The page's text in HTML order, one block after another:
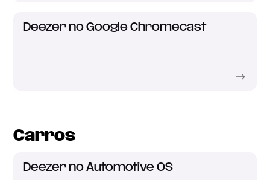
Deezer no Google Chromecast
Carros
Deezer no Automotive OS